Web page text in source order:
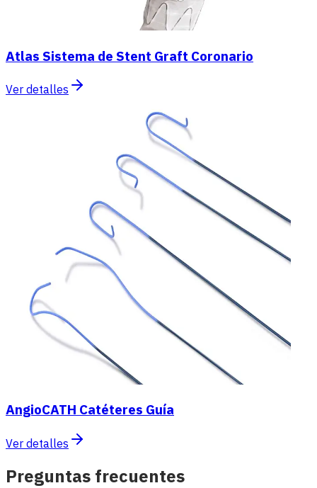
Atlas Sistema de Stent Graft Coronario
Ver detalles
AngioCATH Catéteres Guía
Ver detalles
Preguntas frecuentes